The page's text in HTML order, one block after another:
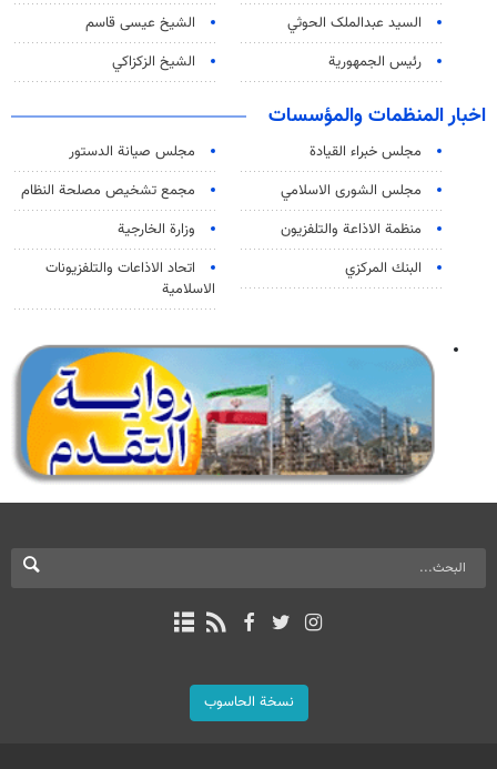
السید عبدالملک الحوثي
الشيخ عيسى قاسم
رئيس الجمهورية
الشيخ الزكزاكي
اخبار المنظمات والمؤسسات
مجلس خبراء القيادة
مجلس صيانة الدستور
مجلس الشورى الاسلامي
مجمع تشخيص مصلحة النظام
منظمة الاذاعة والتلفزیون
وزارة الخارجية
البنك المركزي
اتحاد الاذاعات والتلفزيونات
الاسلامية
نسخة الحاسوب